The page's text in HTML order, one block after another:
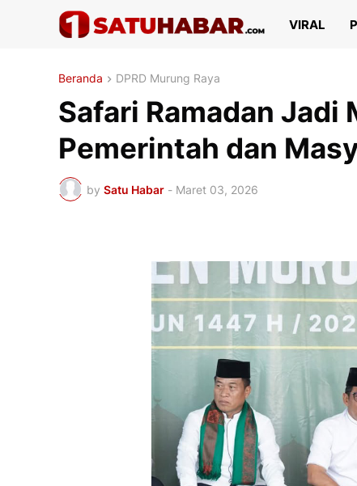
VIRAL
Beranda DPRD Murung Raya
Safari Ramadan
Pemerintah dan
by Satu Habar - Maret 03, 2026